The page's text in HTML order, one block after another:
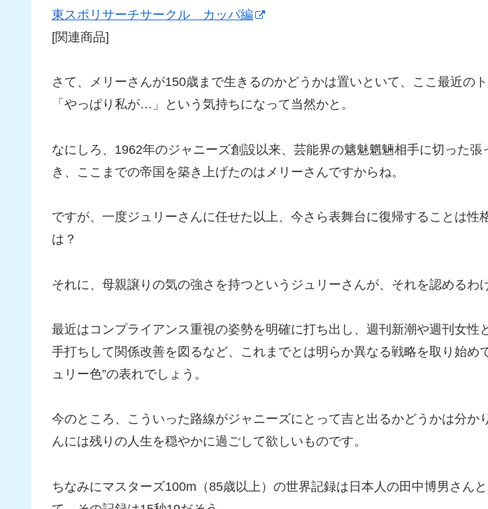
東スポリサーチサークル カッパ編
[関連商品]
さて、メリーさんが150歳まで生きるのかどうかは置いといて、ここ最近の
「やっぱり私が…」という気持ちになって当然かと。
なにしろ、1962年のジャニーズ創設以来、芸能界の魑魅魍魎相手に切った張
き、ここまでの帝国を築き上げたのはメリーさんですからね。
ですが、一度ジュリーさんに任せた以上、今さら表舞台に復帰することは性
は？
それに、母親譲りの気の強さを持つというジュリーさんが、それを認めるわ
最近はコンプライアンス重視の姿勢を明確に打ち出し、週刊新潮や週刊女性
手打ちして関係改善を図るなど、これまでとは明らか異なる戦略を取り始め
ュリー色”の表れでしょう。
今のところ、こういった路線がジャニーズにとって吉と出るかどうかは分か
んには残りの人生を穏やかに過ごして欲しいものです。
ちなみにマスターズ100m（85歳以上）の世界記録は日本人の田中博男さん